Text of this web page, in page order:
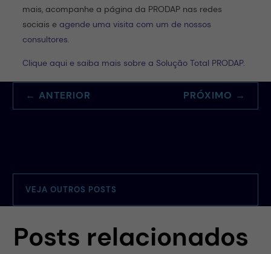
mais, acompanhe a página da PRODAP nas redes
sociais e agende uma visita com um de nossos
consultores.
Clique aqui e saiba mais sobre a Solução Total PRODAP.
←ANTERIOR PRÓXIMO →
VEJA OUTROS POSTS
Posts relacionados